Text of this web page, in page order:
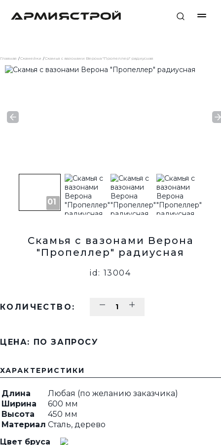
Главная Скамейки Скамья с вазонами Верона "Пропеллер" радиусная
Скамья с вазонами Верона
"Пропеллер" радиусная
id: 13004
КОЛИЧЕСТВО:
ЦЕНА: ПО ЗАПРОСУ
ХАРАКТЕРИСТИКИ
Длина
Любая (по желанию заказчика)
Ширина
600 мм
Высота
450 мм
Материал Сталь, дерево
Цвет бруса